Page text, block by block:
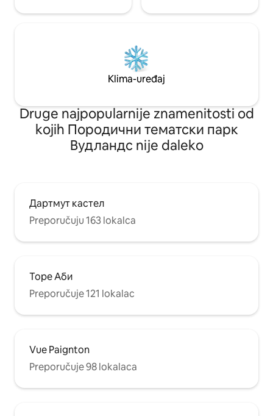
Klima-uređaj
Druge najpopularnije znamenitosti od
kojih Породични тематски парк
Вудландс nije daleko
Дартмут кастел
Preporučuju 163 lokalca
Торе Аби
Preporučuje 121 lokalac
Vue Paignton
Preporučuje 98 lokalaca